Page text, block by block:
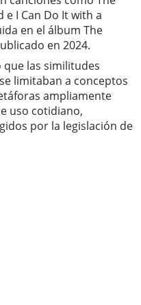
e I Can Do It with a
en el álbum The
en 2024.
que las similitudes
limitaban a conceptos
ampliamente
uso cotidiano,
por la legislación de